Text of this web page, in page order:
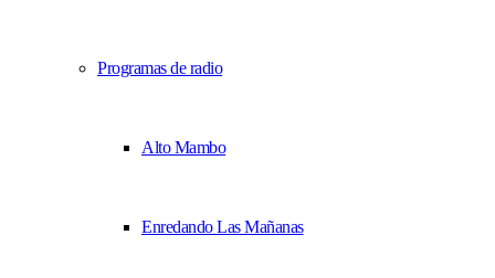
Programas de radio
Alto Mambo
Enredando Las Mañanas